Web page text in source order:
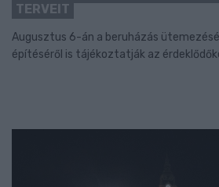
TERVEIT
Augusztus 6-án a beruházás
építéséről is tájékoztatják az